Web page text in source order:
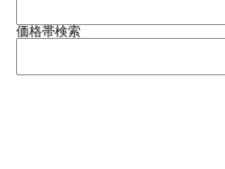
価格帯検索